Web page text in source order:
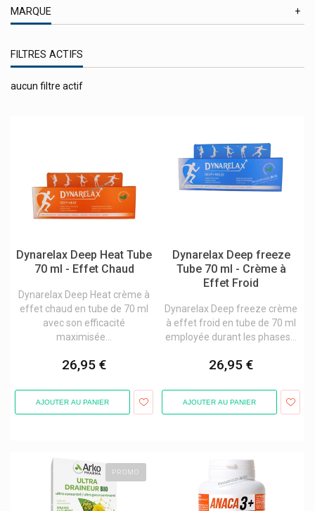
Sous-vêtements compressifs minceur
Substitut de repas et régime
MARQUE
Akileine Asepta Produits Pieds
Alphagem Gemmothérapie
Beurer
Biotechusa Produits
Body Attack
Boiron Produits Homéopathiques
Chiefs
Deba Pharma Compléments Alimentaires
Dr. Ernst Tisanes, Comprimés
Dulac
Dynamedix
Epitact Orthèses&pansements
Forté Pharma
Garancia Cosmétique Visage / Corps
Hermesetas Édulcorants Artificiels
Hydratis Tube - Hydratation
Ixx Pharma Produits
FILTRES ACTIFS
aucun filtre actif
Dynarelax Deep Heat Tube
70 ml - Effet Chaud
Dynarelax Deep Heat crème à
effet chaud en tube de 70 ml
avec son efficacité
maximisée...
26,95 €
AJOUTER AU PANIER
Dynarelax Deep freeze
Tube 70 ml - Crème à
Effet Froid
Dynarelax Deep freeze crème
à effet froid en tube de 70 ml
employée durant les phases...
26,95 €
AJOUTER AU PANIER
PROMO